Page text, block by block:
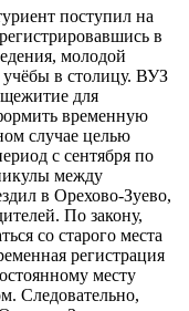
поступил на
в
молодой
учёбы в столицу. ВУЗ
для
временную
случае целью
с сентября по
между
в Орехово-Зуево,
По закону,
со старого места
регистрация
месту
Следовательно,